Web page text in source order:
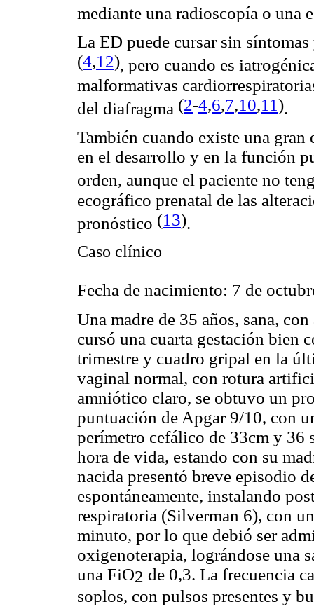
mediante una radioscopía o una
La ED puede cursar sin
(4,12), pero cuando es
malformativas
del diafragma (2-4,6,7,10,11).
También cuando existe una
en el desarrollo y en la función
orden, aunque el paciente no
ecográfico prenatal de las
pronóstico (13).
Caso clínico
Fecha de nacimiento: 7 de
Una madre de 35 años, sana,
cursó una cuarta gestación
trimestre y cuadro gripal en la
vaginal normal, con rotura
amniótico claro, se obtuvo un
puntuación de Apgar 9/10, con
perímetro cefálico de 33cm y 36
hora de vida, estando con su
nacida presentó breve episodio
espontáneamente, instalando
respiratoria (Silverman 6), con
minuto, por lo que debió ser
oxigenoterapia, lográndose una
una FiO2 de 0,3. La frecuencia
soplos, con pulsos presentes y